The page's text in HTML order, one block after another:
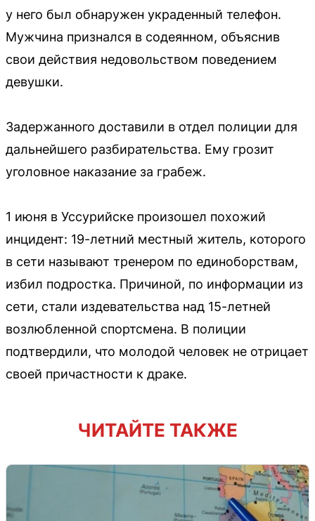
у него был обнаружен украденный телефон.
Мужчина признался в содеянном, объяснив
свои действия недовольством поведением
девушки.
Задержанного доставили в отдел полиции для
дальнейшего разбирательства. Ему грозит
уголовное наказание за грабеж.
1 июня в Уссурийске произошел похожий
инцидент: 19-летний местный житель, которого
в сети называют тренером по единоборствам,
избил подростка. Причиной, по информации из
сети, стали издевательства над 15-летней
возлюбленной спортсмена. В полиции
подтвердили, что молодой человек не отрицает
своей причастности к драке.
ЧИТАЙТЕ ТАКЖЕ